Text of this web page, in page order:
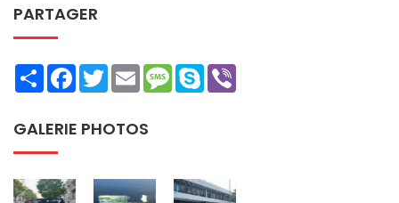
PARTAGER
ShareFacebookTwitterEmailMessage
Skype
GALERIE PHOTOS